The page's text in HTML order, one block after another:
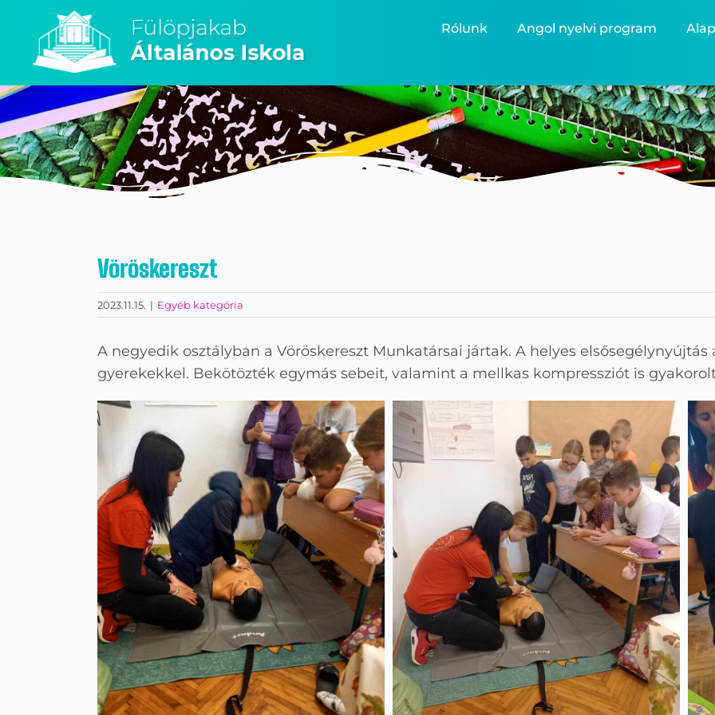
Rólunk Angol nyelvi program
Vöröskereszt
2023.11.15. | Egyéb kategória
A negyedik osztályban a Vöröskereszt Munkatársai jártak. A helyes
gyerekekkel. Bekötözték egymás sebeit, valamint a mellkas kompressziót is